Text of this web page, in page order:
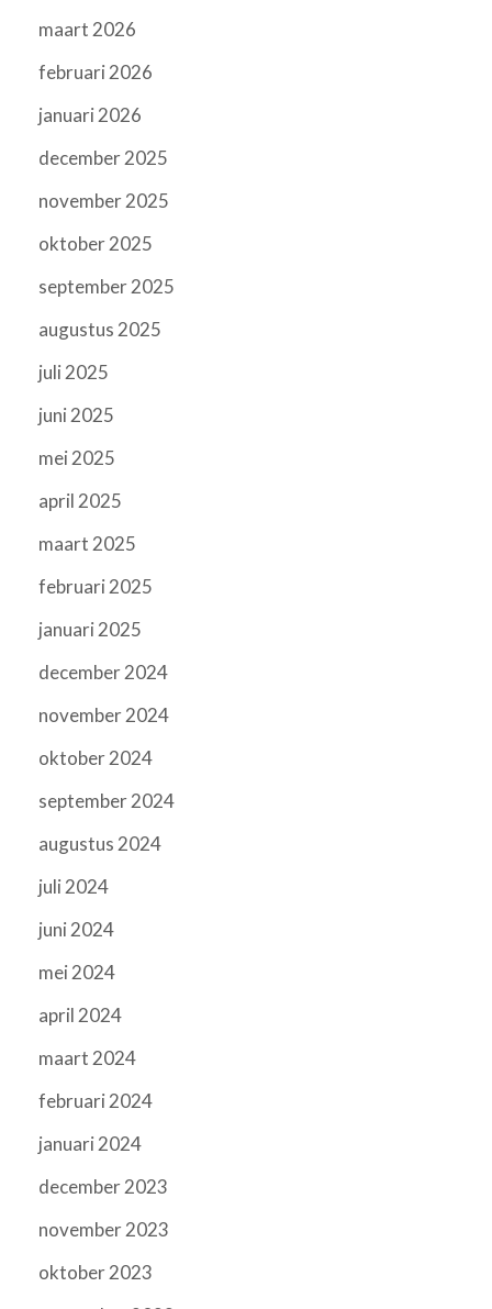
maart 2026
februari 2026
januari 2026
december 2025
november 2025
oktober 2025
september 2025
augustus 2025
juli 2025
juni 2025
mei 2025
april 2025
maart 2025
februari 2025
januari 2025
december 2024
november 2024
oktober 2024
september 2024
augustus 2024
juli 2024
juni 2024
mei 2024
april 2024
maart 2024
februari 2024
januari 2024
december 2023
november 2023
oktober 2023